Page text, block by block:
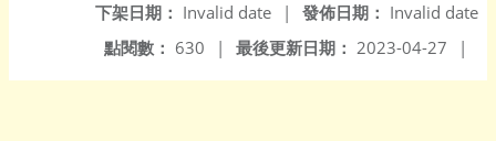
發佈日期： Invalid date
下架日期： Invalid date
|
最後更新日期： 2023-04-27 |
點閱數： 630 |